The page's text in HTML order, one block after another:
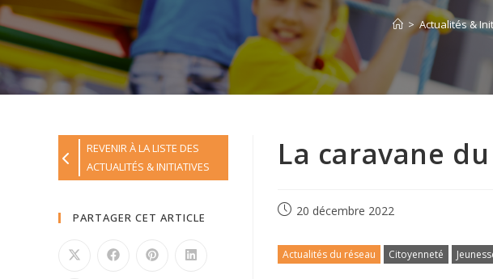
> Actualités &
La caravane
20 décembre 2022
Actualités du réseau Citoyenneté
REVENIR À LA LISTE DES
ACTUALITÉS & INITIATIVES
PARTAGER CET ARTICLE